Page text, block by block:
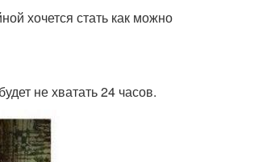
хочется стать как можно
не хватать 24 часов.